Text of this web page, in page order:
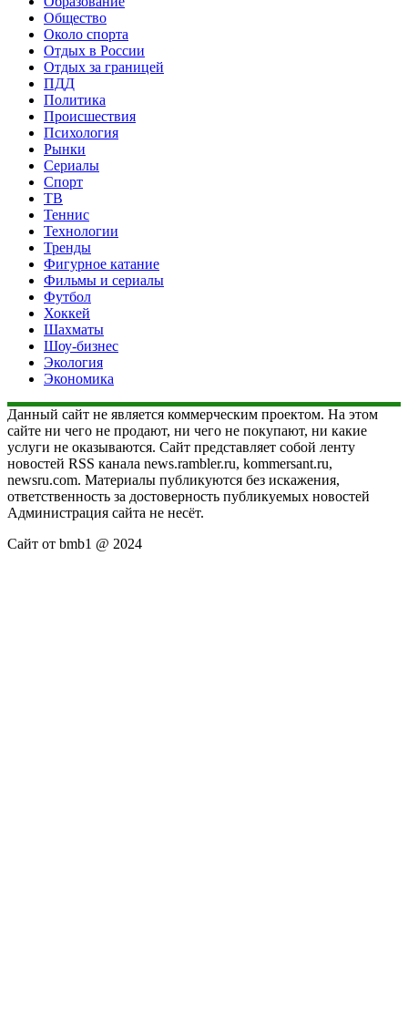
Общество
Около спорта
Отдых в России
Отдых за границей
ПДД
Политика
Происшествия
Психология
Рынки
Сериалы
Спорт
ТВ
Теннис
Технологии
Тренды
Фигурное катание
Фильмы и сериалы
Футбол
Хоккей
Шахматы
Шоу-бизнес
Экология
Экономика
Данный сайт не является коммерческим проектом. На этом
сайте ни чего не продают, ни чего не покупают, ни какие
услуги не оказываются. Сайт представляет собой ленту
новостей RSS канала news.rambler.ru, kommersant.ru,
newsru.com. Материалы публикуются без искажения,
ответственность за достоверность публикуемых новостей
Администрация сайта не несёт.
Сайт от bmb1 @ 2024